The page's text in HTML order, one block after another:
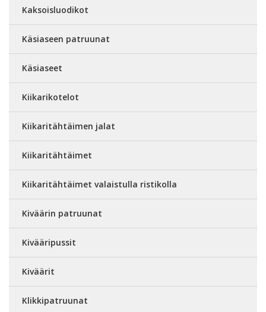
Kaksoisluodikot
Käsiaseen patruunat
Käsiaseet
Kiikarikotelot
Kiikaritähtäimen jalat
Kiikaritähtäimet
Kiikaritähtäimet valaistulla ristikolla
Kiväärin patruunat
Kivääripussit
Kiväärit
Klikkipatruunat